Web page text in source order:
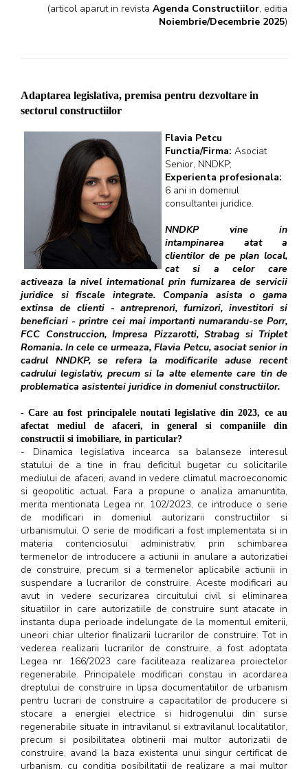
(articol aparut in revista Agenda Constructiilor, editia
Noiembrie/Decembrie 2025)
Adaptarea legislativa, premisa pentru dezvoltare in
sectorul constructiilor
Flavia Petcu
Functia/Firma: Asociat
Senior, NNDKP;
Experienta profesionala:
6 ani in domeniul
consultantei juridice.
NNDKP vine in
intampinarea atat a
clientilor de pe plan local,
cat si a celor care
activeaza la nivel international prin furnizarea de servicii
juridice si fiscale integrate. Compania asista o gama
extinsa de clienti - antreprenori, furnizori, investitori si
beneficiari - printre cei mai importanti numarandu-se Porr,
FCC Construccion, Impresa Pizzarotti, Strabag si Triplet
Romania. In cele ce urmeaza, Flavia Petcu, asociat senior in
cadrul NNDKP, se refera la modificarile aduse recent
cadrului legislativ, precum si la alte elemente care tin de
problematica asistentei juridice in domeniul constructiilor.
- Care au fost principalele noutati legislative din 2023, ce au
afectat mediul de afaceri, in general si companiile din
constructii si imobiliare, in particular?
- Dinamica legislativa incearca sa balanseze interesul
statului de a tine in frau deficitul bugetar cu solicitarile
mediului de afaceri, avand in vedere climatul macroeconomic
si geopolitic actual. Fara a propune o analiza amanuntita,
merita mentionata Legea nr. 102/2023, ce introduce o serie
de modificari in domeniul autorizarii constructiilor si
urbanismului. O serie de modificari a fost implementata si in
materia contenciosului administrativ, prin schimbarea
termenelor de introducere a actiunii in anulare a autorizatiei
de construire, precum si a termenelor aplicabile actiunii in
suspendare a lucrarilor de construire. Aceste modificari au
avut in vedere securizarea circuitului civil si eliminarea
situatiilor in care autorizatiile de construire sunt atacate in
instanta dupa perioade indelungate de la momentul emiterii,
uneori chiar ulterior finalizarii lucrarilor de construire. Tot in
vederea realizarii lucrarilor de construire, a fost adoptata
Legea nr. 166/2023 care faciliteaza realizarea proiectelor
regenerabile. Principalele modificari constau in acordarea
dreptului de construire in lipsa documentatiilor de urbanism
pentru lucrari de construire a capacitatilor de producere si
stocare a energiei electrice si hidrogenului din surse
regenerabile situate in intravilanul si extravilanul localitatilor,
precum si posibilitatea obtinerii mai multor autorizatii de
construire, avand la baza existenta unui singur certificat de
urbanism, cu conditia posibilitatii de realizare a mai multor